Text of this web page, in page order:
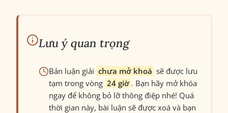
Lưu ý quan trọng
Bản luận giải chưa mở khoá sẽ được lưu
tạm trong vòng 24 giờ . Bạn hãy mở khóa
ngay để không bỏ lỡ thông điệp nhé! Quá
thời gian này, bài luận sẽ được xoá và bạn